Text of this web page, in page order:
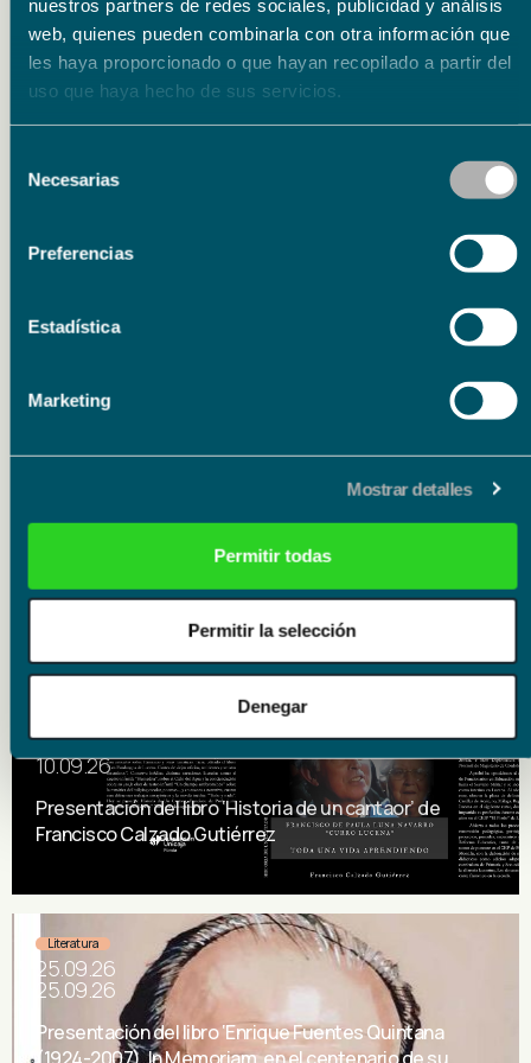
nuestros partners de redes sociales, publicidad y análisis
web, quienes pueden combinarla con otra información que
les haya proporcionado o que hayan recopilado a partir del
uso que haya hecho de sus servicios.
Necesarias
Preferencias
Estadística
Marketing
Mostrar detalles
Permitir todas
Permitir la selección
Denegar
Compra tu entrada
Eventos relacionados
Literatura
15.09.26
Literatura
10.09.26
10.09.26
Presentación del libro ‘Historia de un cantaor’ de
Francisco Calzado Gutiérrez
Literatura
25.09.26
25.09.26
Presentación del libro ‘Enrique Fuentes Quintana